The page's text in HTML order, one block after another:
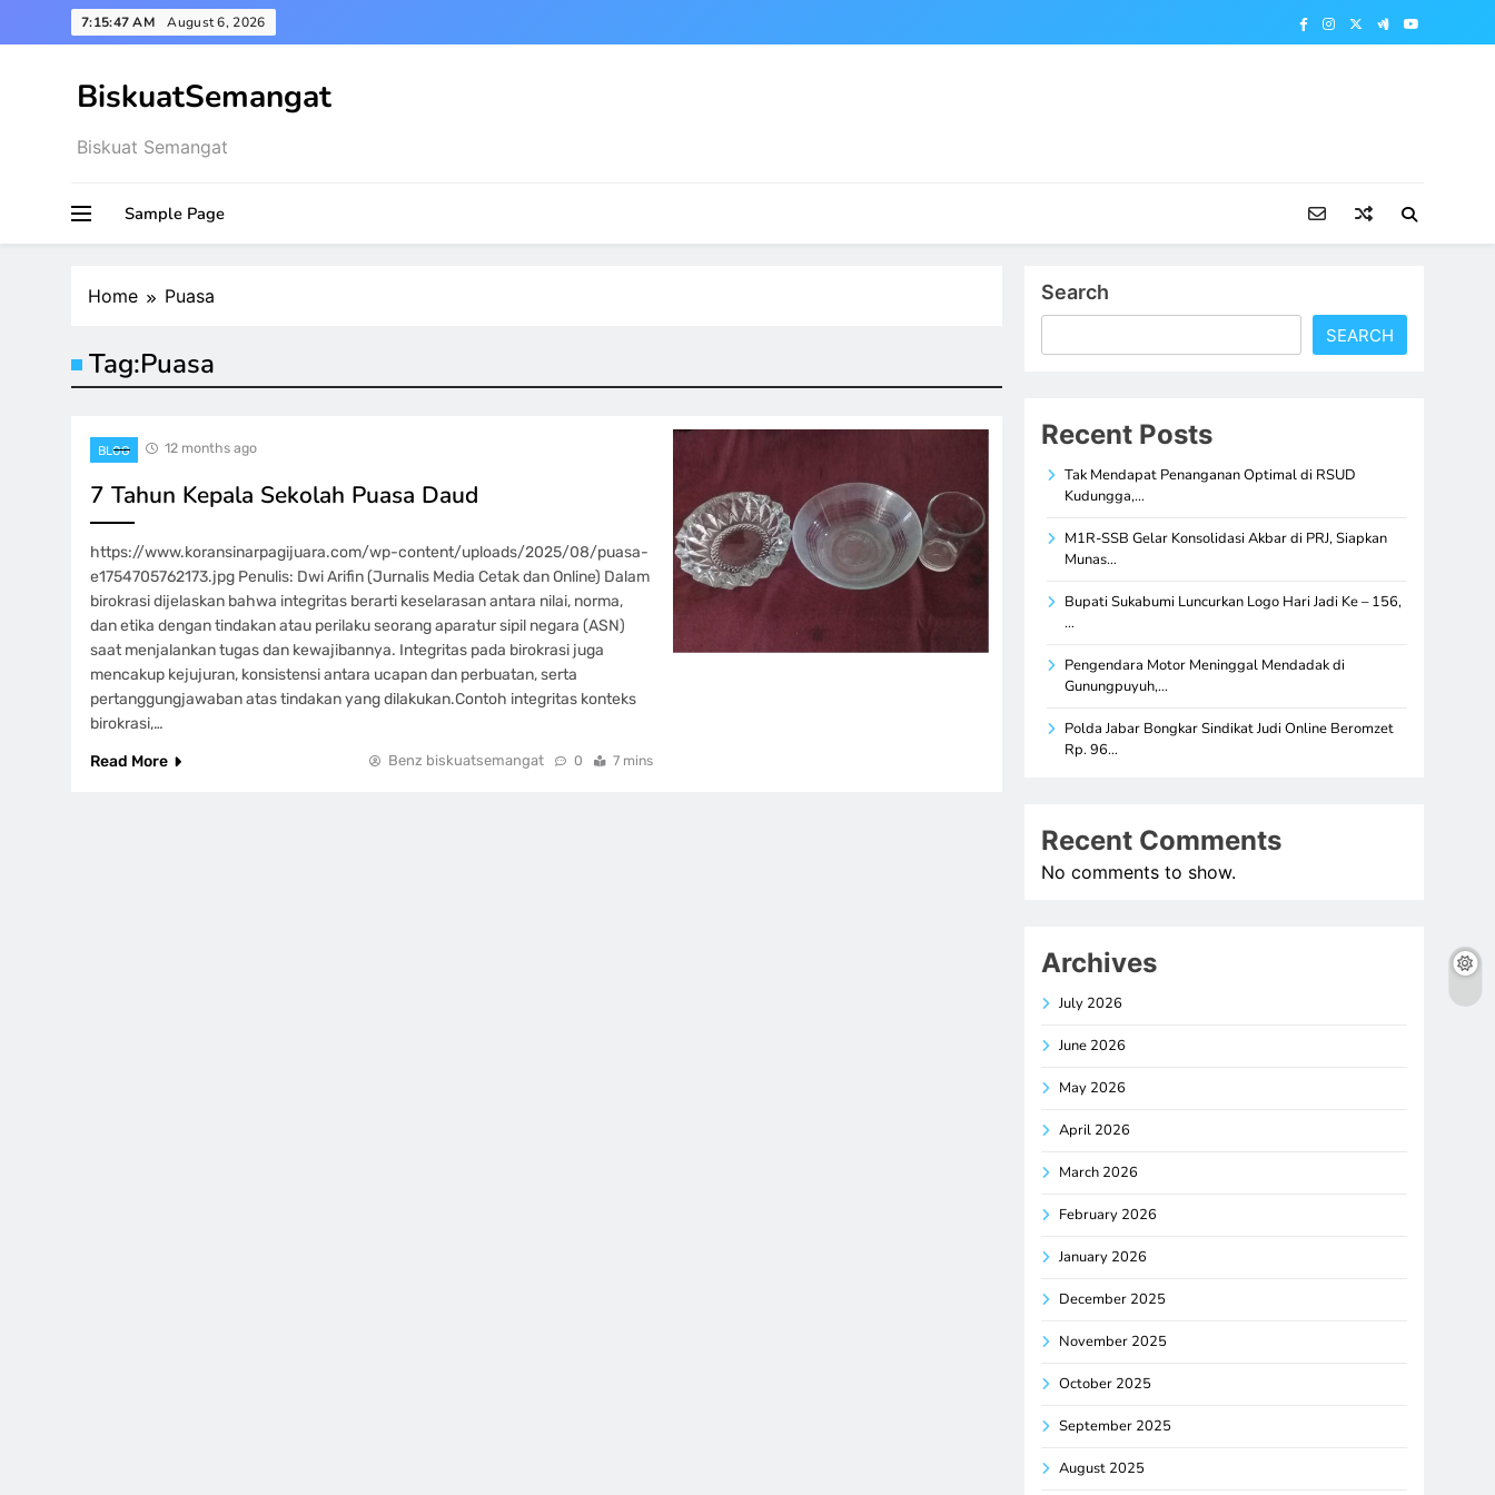
to
7:15:47 AM August 6, 2026
BiskuatSemangat
Biskuat Semangat
Sample Page
Home Puasa
Tag:Puasa
BLOG 12 months ago
7 Tahun Kepala Sekolah Puasa Daud
https://www.koransinarpagijuara.com/wp-content/uploads/2025/08/puasa-
e1754705762173.jpg Penulis: Dwi Arifin (Jurnalis Media Cetak dan Online) Dalam
birokrasi dijelaskan bahwa integritas berarti keselarasan antara nilai, norma,
dan etika dengan tindakan atau perilaku seorang aparatur sipil negara (ASN)
saat menjalankan tugas dan kewajibannya. Integritas pada birokrasi juga
mencakup kejujuran, konsistensi antara ucapan dan perbuatan, serta
pertanggungjawaban atas tindakan yang dilakukan.Contoh integritas konteks
birokrasi,…
Read More
Benz biskuatsemangat 0 7 mins
Search
SEARCH
Recent Posts
Tak Mendapat Penanganan Optimal di RSUD
Kudungga,…
M1R-SSB Gelar Konsolidasi Akbar di PRJ, Siapkan
Munas…
Bupati Sukabumi Luncurkan Logo Hari Jadi Ke – 156,
…
Pengendara Motor Meninggal Mendadak di
Gunungpuyuh,…
Polda Jabar Bongkar Sindikat Judi Online Beromzet
Rp. 96…
Recent Comments
No comments to show.
Archives
July 2026
June 2026
May 2026
April 2026
March 2026
February 2026
January 2026
December 2025
November 2025
October 2025
September 2025
August 2025